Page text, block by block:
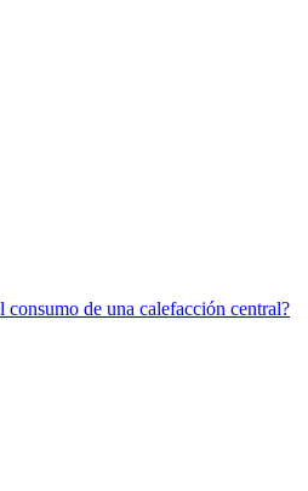
consumo de una calefacción central?